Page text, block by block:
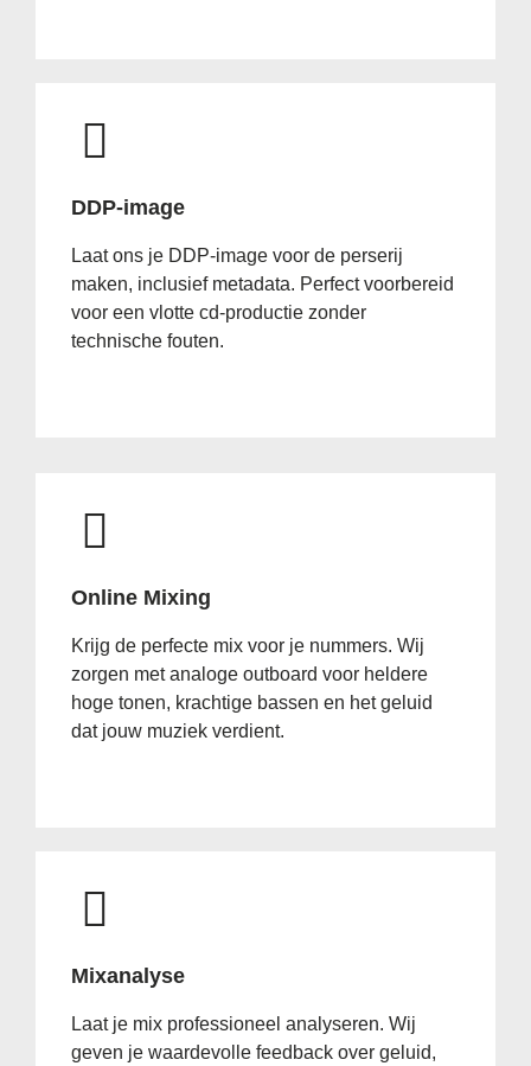
DDP-image
Laat ons je DDP-image voor de perserij
maken, inclusief metadata. Perfect voorbereid
voor een vlotte cd-productie zonder
technische fouten.
Online Mixing
Krijg de perfecte mix voor je nummers. Wij
zorgen met analoge outboard voor heldere
hoge tonen, krachtige bassen en het geluid
dat jouw muziek verdient.
Mixanalyse
Laat je mix professioneel analyseren. Wij
geven je waardevolle feedback over geluid,